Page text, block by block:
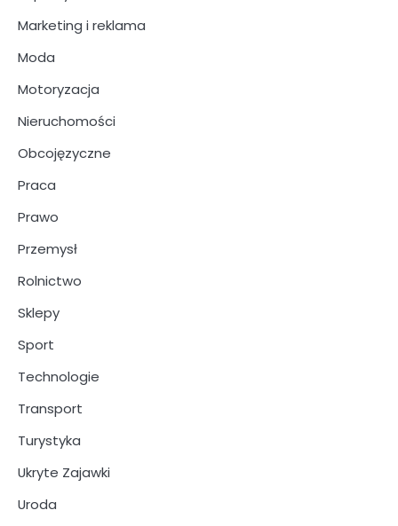
Marketing i reklama
Moda
Motoryzacja
Nieruchomości
Obcojęzyczne
Praca
Prawo
Przemysł
Rolnictwo
Sklepy
Sport
Technologie
Transport
Turystyka
Ukryte Zajawki
Uroda